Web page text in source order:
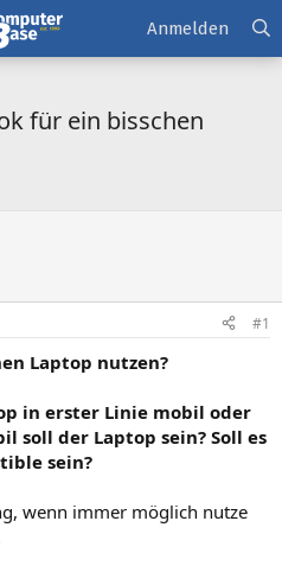
Anmelden
für ein bisschen
#1
Laptop nutzen?
in erster Linie mobil oder
soll der Laptop sein? Soll es
sein?
wenn immer möglich nutze